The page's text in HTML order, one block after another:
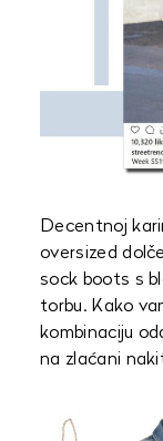
Decentnoj
oversized
sock boots s
torbu. Kako
kombinaciju
na zlaćani